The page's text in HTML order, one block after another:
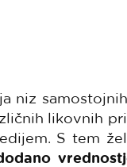
niz
likovnih
S tem